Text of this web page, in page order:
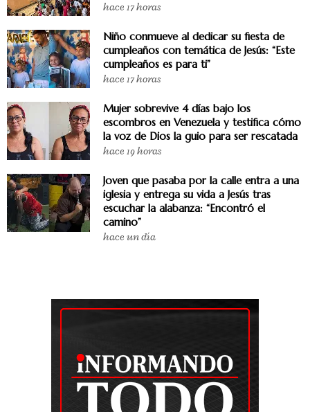
hace 17 horas
Niño conmueve al dedicar su fiesta de
cumpleaños con temática de Jesús: “Este
cumpleaños es para ti”
hace 17 horas
Mujer sobrevive 4 días bajo los
escombros en Venezuela y testifica cómo
la voz de Dios la guio para ser rescatada
hace 19 horas
Joven que pasaba por la calle entra a una
iglesia y entrega su vida a Jesús tras
escuchar la alabanza: “Encontró el
camino”
hace un día